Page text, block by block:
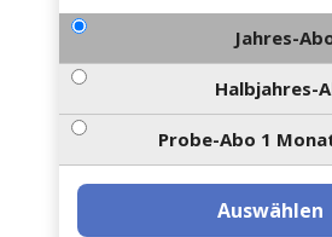
Jahres-
Halbjahres-
Probe-Abo 1
Auswählen